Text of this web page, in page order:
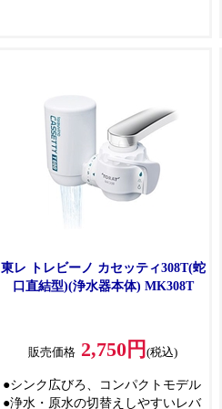
東レ トレビーノ カセッティ308T(蛇
口直結型)(浄水器本体) MK308T
販売価格 2,750円(税込)
●シンク広びろ、コンパクトモデル
●浄水・原水の切替えしやすいレバ